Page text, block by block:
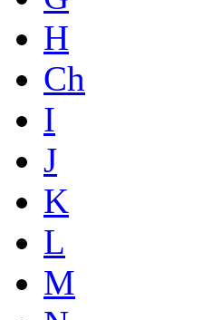
H
Ch
I
J
K
L
M